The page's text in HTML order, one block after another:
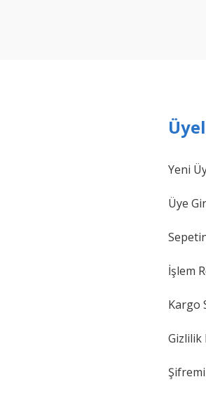
Yeni
Üye
İşlem
Kargo
Gizlilik